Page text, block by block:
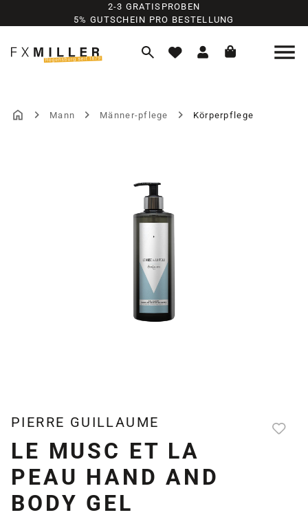
Zum Hauptinhalt springen
2-3 GRATISPROBEN
5% GUTSCHEIN PRO BESTELLUNG
Mann Männer-pflege Körperpflege
PIERRE GUILLAUME
LE MUSC ET LA
PEAU HAND AND
BODY GEL